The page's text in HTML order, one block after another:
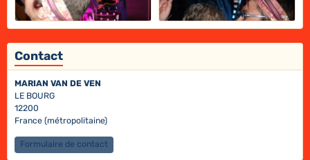
Contact
MARIAN VAN DE VEN
LE BOURG
12200
France (métropolitaine)
Formulaire de contact